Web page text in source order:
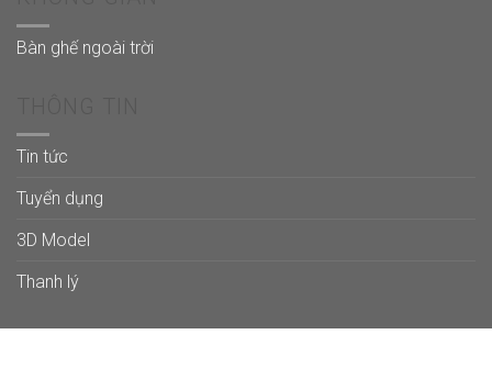
Bàn ghế ngoài trời
Tin tức
Tuyển dụng
3D Model
Thanh lý